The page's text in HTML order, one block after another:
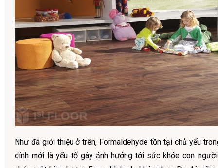
Như đã giới thiệu ở trên, Formaldehyde tồn tại chủ yếu
dính mới là yếu tố gây ảnh hưởng tới sức khỏe con